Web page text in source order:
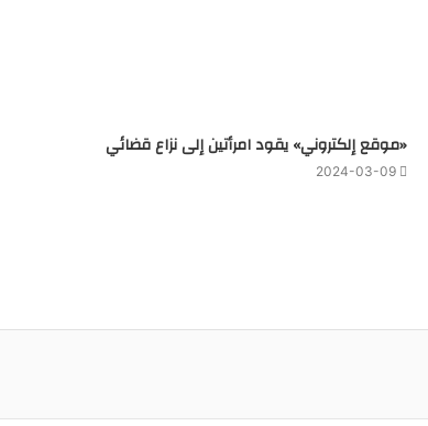
«موقع إلكتروني» يقود امرأتين إلى نزاع قضائي
2024-03-09